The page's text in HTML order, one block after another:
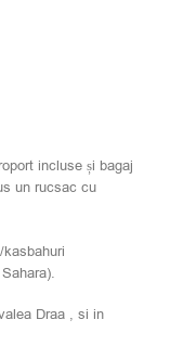
incluse și bagaj
un rucsac cu
Draa , si in